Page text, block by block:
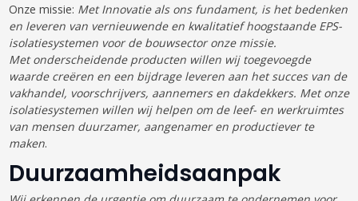
Onze missie: Met Innovatie als ons fundament, is het bedenken
en leveren van vernieuwende en kwalitatief hoogstaande EPS-
isolatiesystemen voor de bouwsector onze missie.
Met onderscheidende producten willen wij toegevoegde
waarde creëren en een bijdrage leveren aan het succes van de
vakhandel, voorschrijvers, aannemers en dakdekkers. Met onze
isolatiesystemen willen wij helpen om de leef- en werkruimtes
van mensen duurzamer, aangenamer en productiever te
maken.
Duurzaamheidsaanpak